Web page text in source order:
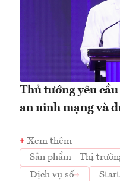
Thủ tướng yêu
an ninh mạng và
Xem thêm
Sản phẩm - Thị
Dịch vụ số